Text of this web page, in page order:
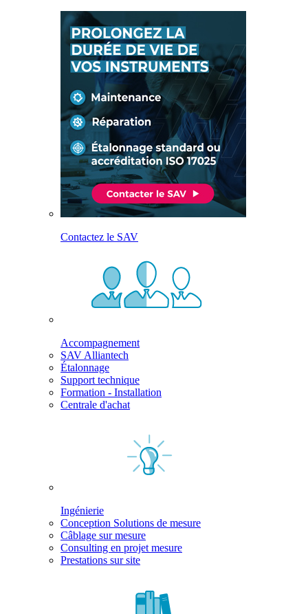
Contactez le SAV
Accompagnement
SAV Alliantech
Étalonnage
Support technique
Formation - Installation
Centrale d'achat
Ingénierie
Conception Solutions de mesure
Câblage sur mesure
Consulting en projet mesure
Prestations sur site